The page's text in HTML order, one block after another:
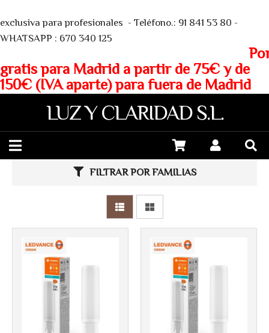
exclusiva para profesionales - Teléfono.: 91 841 53 80 -
WHATSAPP : 670 340 125
gratis para Madrid a partir de 75€ y de
150€ (IVA aparte) para fuera de Madrid
LUZ Y CLARIDAD S.L.
FILTRAR POR FAMILIAS